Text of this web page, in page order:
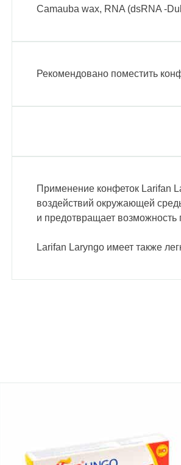
Camauba wax, RNA (dsRNA -
Рекомендовано поместить
Применение конфеток Larifan
воздействий окружающей
и предотвращает возможность
Larifan Laryngo имеет также